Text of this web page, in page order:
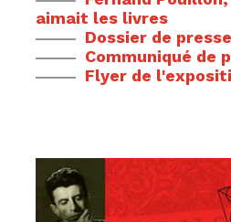
aimait les livres
Dossier de presse
Communiqué de
Flyer de